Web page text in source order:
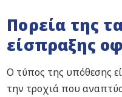
Πορεία της
είσπραξης
Ο τύπος της υπόθεσης
την τροχιά που